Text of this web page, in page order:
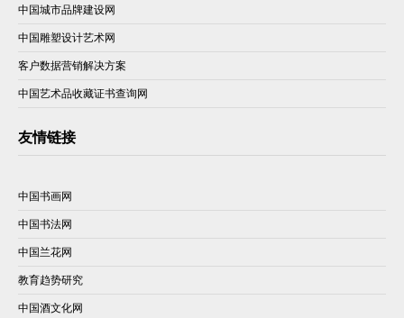
中国城市品牌建设网
中国雕塑设计艺术网
客户数据营销解决方案
中国艺术品收藏证书查询网
友情链接
中国书画网
中国书法网
中国兰花网
教育趋势研究
中国酒文化网